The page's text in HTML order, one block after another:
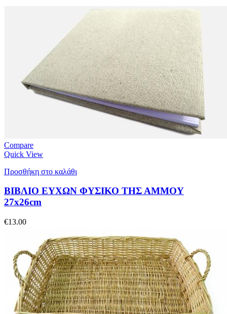
Compare
Quick View
Προσθήκη στο καλάθι
ΒΙΒΛΙΟ ΕΥΧΩΝ ΦΥΣΙΚΟ ΤΗΣ ΑΜΜΟΥ
27x26cm
€13.00